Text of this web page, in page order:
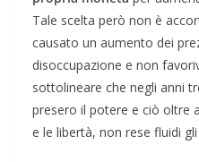
Tale scelta però non è
causato un aumento dei
disoccupazione e non
sottolineare che negli anni
presero il potere e ciò oltre
e le libertà, non rese fluidi